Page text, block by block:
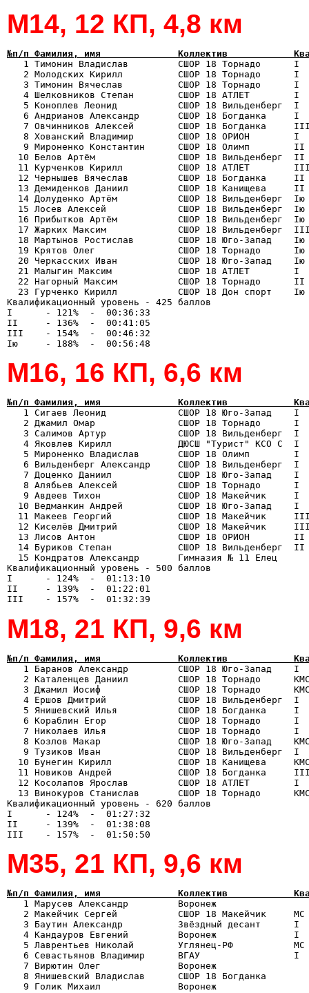
М14, 12 КП, 4,8 км
№п/п Фамилия, имя              Коллектив            Квал
1 Тимонин Владислав         СШОР 18 Торнадо
2 Молодских Кирилл          СШОР 18 Торнадо
3 Тимонин Вячеслав          СШОР 18 Торнадо
4 Шелковников Степан        СШОР 18 АТЛЕТ
5 Коноплев Леонид           СШОР 18 Вильденберг
6 Андрианов Александр       СШОР 18 Богданка
7 Овчинников Алексей        СШОР 18 Богданка
8 Хованский Владимир        СШОР 18 ОРИОН
9 Мироненко Константин      СШОР 18 Олимп
10 Белов Артём               СШОР 18 Вильденберг
11 Курченков Кирилл          СШОР 18 АТЛЕТ
12 Чернышев Вячеслав         СШОР 18 Богданка
13 Демиденков Даниил         СШОР 18 Канищева
14 Долуденко Артём           СШОР 18 Вильденберг
15 Лосев Алексей             СШОР 18 Вильденберг
16 Прибытков Артём           СШОР 18 Вильденберг
17 Жарких Максим             СШОР 18 Вильденберг
18 Мартынов Ростислав        СШОР 18 Юго-Запад
19 Крятов Олег               СШОР 18 Торнадо
20 Черкасских Иван           СШОР 18 Юго-Запад
21 Малыгин Максим            СШОР 18
22 Нагорный Максим           СШОР 18
23 Гурченко Кирилл           СШОР 18 Дон
Квалификационный уровень - 425 баллов
I      - 121%  -  00:36:33
II     - 136%  -  00:41:05
III    - 154%  -  00:46:32
М16, 16 КП, 6,6 км
№п/п Фамилия, имя              Коллектив            Квал
1 Сигаев Леонид             СШОР 18 Юго-Запад
2 Джамил Омар               СШОР 18 Торнадо
3 Салимов Артур             СШОР 18 Вильденберг
4 Яковлев Кирилл            ДЮСШ "Турист" КСО С
5 Мироненко Владислав       СШОР 18 Олимп
6 Вильденберг Александр     СШОР 18 Вильденберг
7 Доценко Даниил            СШОР 18 Юго-Запад
8 Алябьев Алексей           СШОР 18 Торнадо
9 Авдеев Тихон              СШОР 18 Макейчик
10 Ведманкин Андрей          СШОР 18 Юго-Запад
11 Макеев Георгий            СШОР 18 Макейчик
12 Киселёв Дмитрий           СШОР 18 Макейчик
13 Лисов Антон               СШОР 18
14 Буриков Степан            СШОР 18
15 Кондратов Александр       Гимназия №
Квалификационный уровень - 500 баллов
I      - 124%  -  01:13:10
II     - 139%  -  01:22:01
М18, 21 КП, 9,6 км
№п/п Фамилия, имя              Коллектив            Квал
1 Баранов Александр         СШОР 18 Юго-Запад
2 Каталенцев Даниил         СШОР 18 Торнадо
3 Джамил Иосиф              СШОР 18 Торнадо
4 Ершов Дмитрий             СШОР 18 Вильденберг
5 Янишевский Илья           СШОР 18 Богданка
6 Кораблин Егор             СШОР 18 Торнадо
7 Николаев Илья             СШОР 18 Торнадо
8 Козлов Макар              СШОР 18 Юго-Запад
9 Тузиков Иван              СШОР 18 Вильденберг
10 Бунегин Кирилл            СШОР 18 Канищева
11 Новиков Андрей            СШОР 18
12 Косолапов Ярослав         СШОР 18
13 Винокуров Станислав       СШОР 18
Квалификационный уровень - 620 баллов
I      - 124%  -  01:27:32
II     - 139%  -  01:38:08
М35, 21 КП, 9,6 км
№п/п Фамилия, имя              Коллектив            Квал
1 Марусев Александр         Воронеж
2 Макейчик Сергей           СШОР 18 Макейчик
3 Баутин Александр          Звёздный десант
4 Кандауров Евгений         Воронеж
5 Лаврентьев Николай        Углянец-РФ
6 Севастьянов Владимир      ВГАУ
7 Вирютин Олег              Воронеж
8 Янишевский Владислав      СШОР 18 Богданка
9 Голик Михаил              Воронеж